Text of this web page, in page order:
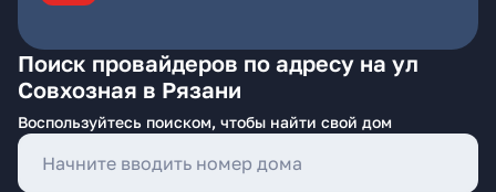
Поиск провайдеров по адресу на ул
Совхозная в Рязани
Воспользуйтесь поиском, чтобы найти свой дом